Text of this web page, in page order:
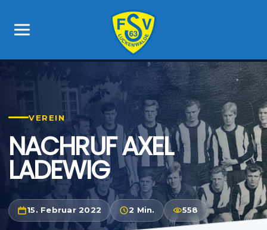
VEREIN
NACHRUF AXEL
LADEWIG
15. Februar 2022 2 Min. 558